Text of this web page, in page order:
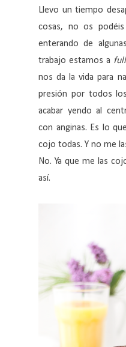
Llevo un tiempo
cosas, no os
enterando de
trabajo estamos a full
nos da la vida para
presión por todos
acabar yendo al
con anginas. Es lo
cojo todas. Y no me
No. Ya que me las
así.